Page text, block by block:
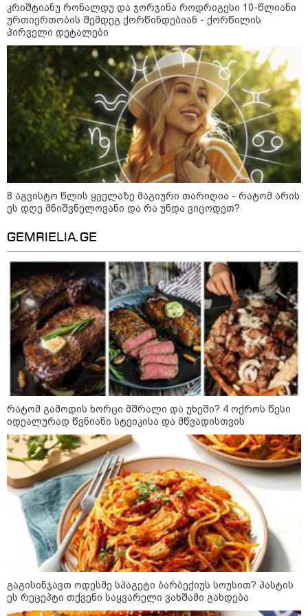
09:36 / 08-08-2026
"ბავშვობიდან ასე ვარ..
მარტინ გუიმჯიანი, ქართულ
ენასა და საქართველოზე
შეყვარებული სომეხი ბიჭი
23:15 / 07-08-2026
ამოუცნობი ანომალიური
მოვლენები - ტრამპის
ადმინისტრაციამ “UFO”- ს
ფაილების მორიგი პაკეტი
გამოაქვეყნა
22:30 / 07-08-2026
ბავშვები აბობოქრებულ ზღვაში
დახრჩობას
კატეგორიის ყველა სიახლე
"უნდა დაგვხვრიტოთ? - არა,
თქვენი დახვრეტა რაში გვაწყობს,
გუდაუთაში ქართველ ტყვეებში
უნდა გადაგცვალოთ..."
როდის დაიწყო რეალურად
საქართველო-რუსეთის ომი და
მთავარი შეცდომა, რომელიც
საბედისწერო გამოდგა
შავ ზღვაში გემებზე
ომში რეკორდული მასშტაბი
მიიღო
კრიშტიანუ რონალდუ და ჯორჯინა როდრიგესი 10-წლიანი
ურთიერთობის შემდეგ ქორწინდებიან - ქორწილის
პირველი დეტალები
8 აგვისტო წლის ყველაზე მაგიური თარიღია - რატომ არის
ეს დღე მნიშვნელოვანი და რა უნდა ვიცოდეთ?
GEMRIELIA.GE
რატომ გამოდის ხორცი მშრალი და უხეში? 4 ოქროს წესი
იდეალურად წვნიანი სტეიკისა და მწვადისთვის
გაგისინჯავთ ოდესმე სპაგეტი ბარბექიუს სოუსით? პასტის
ეს რეცეპტი თქვენი საყვარელი ვახშამი გახდება